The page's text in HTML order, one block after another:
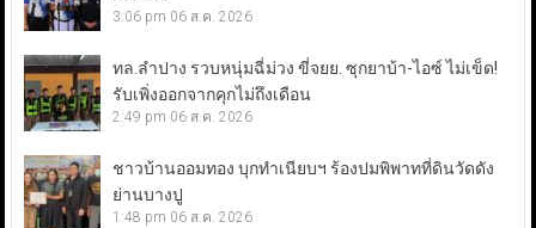
3:06 pm 06 ส.ค. 2026
ทล.ลำปาง รวบหนุ่มฉี่ม่วง ขี่จยย. ซุกยาบ้า-ไอซ์ ไม่เข็ด!
รับเพิ่งออกจากคุกไม่ถึงเดือน
2:49 pm 06 ส.ค. 2026
ชาวบ้านออมทอง บุกทำเนียบฯ ร้องปมพิพาทที่ดินวัดดัง
ย่านบางปู
1:48 pm 06 ส.ค. 2026